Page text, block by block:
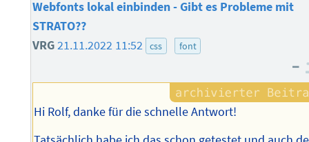
Webfonts lokal einbinden - Gibt es Probleme mit
STRATO??
VRG21.11.2022 11:52 css font
–
Hi Rolf, danke für die schnelle Antwort!